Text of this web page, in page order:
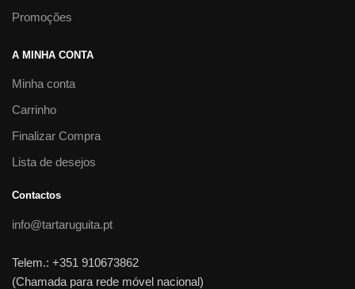
Promoções
A MINHA CONTA
Minha conta
Carrinho
Finalizar Compra
Lista de desejos
Contactos
info@tartaruguita.pt
Telem.: +351 910673862
(Chamada para rede móvel nacional)